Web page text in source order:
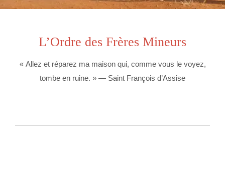
L’Ordre des Frères Mineurs
« Allez et réparez ma maison qui, comme vous le voyez,
tombe en ruine. » — Saint François d’Assise